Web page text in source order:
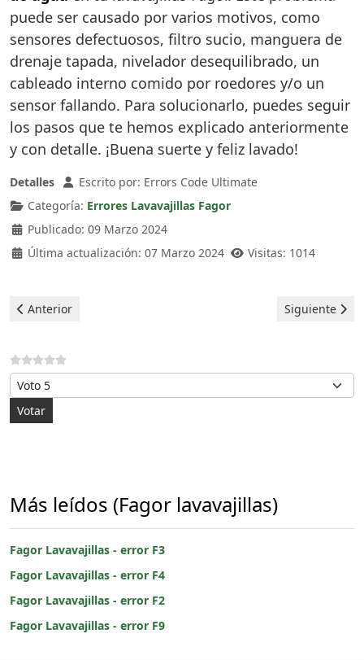
puede ser causado por varios motivos, como
sensores defectuosos, filtro sucio, manguera de
drenaje tapada, nivelador desequilibrado, un
cableado interno comido por roedores y/o un
sensor fallando. Para solucionarlo, puedes seguir
los pasos que te hemos explicado anteriormente
y con detalle. ¡Buena suerte y feliz lavado!
Detalles Escrito por: Errors Code Ultimate
Categoría: Errores Lavavajillas Fagor
Publicado: 09 Marzo 2024
Última actualización: 07 Marzo 2024
Visitas: 1014
Artículo anterior: Fagor Lavavajillas - error F9
Anterior Artículo
Siguiente
Por favor, vote
Más leídos (Fagor lavavajillas)
Fagor Lavavajillas - error F3
Fagor Lavavajillas - error F4
Fagor Lavavajillas - error F2
Fagor Lavavajillas - error F9